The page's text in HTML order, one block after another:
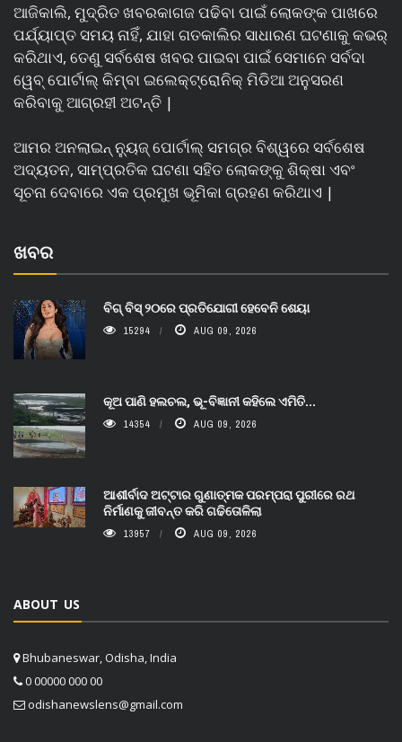
ଆଜିକାଲି, ମୁଦ୍ରିତ ଖବରକାଗଜ ପଢିବା ପାଇଁ ଲୋକଙ୍କ ପାଖରେ
ପର୍ଯ୍ୟାପ୍ତ ସମୟ ନାହିଁ, ଯାହା ଗତକାଲିର ସାଧାରଣ ଘଟଣାକୁ କଭର୍
କରିଥାଏ, ତେଣୁ ସର୍ବଶେଷ ଖବର ପାଇବା ପାଇଁ ସେମାନେ ସର୍ବଦା
ୱେବ୍ ପୋର୍ଟାଲ୍ କିମ୍ବା ଇଲେକ୍ଟ୍ରୋନିକ୍ ମିଡିଆ ଅନୁସରଣ
କରିବାକୁ ଆଗ୍ରହୀ ଅଟନ୍ତି |
ଆମର ଅନଲାଇନ୍ ନ୍ୟୁଜ୍ ପୋର୍ଟାଲ୍ ସମଗ୍ର ବିଶ୍ୱରେ ସର୍ବଶେଷ
ଅଦ୍ୟତନ, ସାମ୍ପ୍ରତିକ ଘଟଣା ସହିତ ଲୋକଙ୍କୁ ଶିକ୍ଷା ଏବଂ
ସୂଚନା ଦେବାରେ ଏକ ପ୍ରମୁଖ ଭୂମିକା ଗ୍ରହଣ କରିଥାଏ |
ଖବର
ବିଗ୍ ବିସ୍ ୨୦ରେ ପ୍ରତିଯୋଗୀ ହେବେନି ଶେୟା
15294 AUG 09, 2026
କୂଅ ପାଣି ହଲଚଲ, ଭୂ-ବିଜ୍ଞାନୀ କହିଲେ ଏମିତି...
14354 AUG 09, 2026
ଆଶୀର୍ବାଦ ଅଟ୍ଟାର ଗୁଣାତ୍ମକ ପରମ୍ପରା ପୁରୀରେ ରଥ
ନିର୍ମାଣକୁ ଜୀବନ୍ତ କରି ଗଢିତୋଳିଲା
13957 AUG 09, 2026
ABOUT US
Bhubaneswar, Odisha, India
0 00000 000 00
odishanewslens@gmail.com